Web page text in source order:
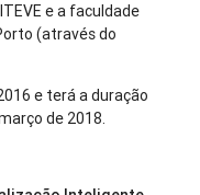
e a faculdade
(através do
e terá a duração
de 2018.